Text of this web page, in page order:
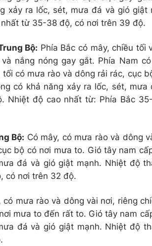
xảy ra lốc, sét, mưa đá và gió
từ 35-38 độ, có nơi trên 39 độ.
Bộ: Phía Bắc có mây, chiều tối
nắng nóng gay gắt. Phía Nam
tối có mưa rào và dông rải rác, cục
có khả năng xảy ra lốc, sét,
Nhiệt độ cao nhất từ: Phía Bắc
Bộ: Có mây, có mưa rào và dông
bộ có nơi mưa to. Gió tây nam
đá và gió giật mạnh. Nhiệt độ
có nơi trên 32 độ.
có mưa rào và dông vài nơi, riêng
mưa to đến rất to. Gió tây nam
đá và gió giật mạnh. Nhiệt độ